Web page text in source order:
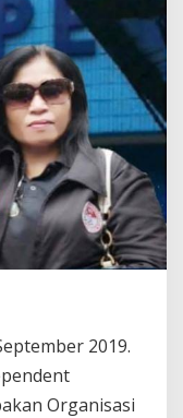
2019.
Organisasi